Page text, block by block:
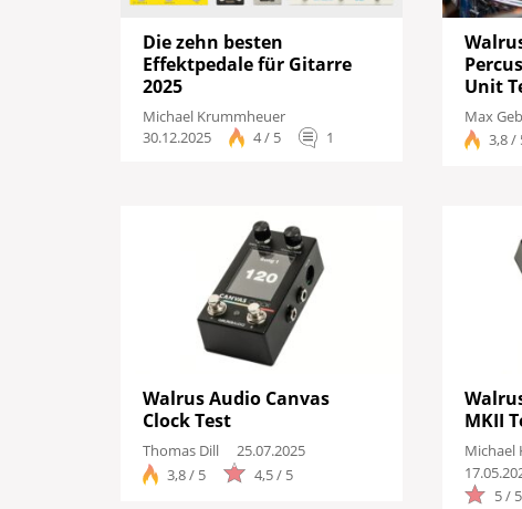
Die zehn besten
Effektpedale für Gitarre
2025
Michael Krummheuer
30.12.2025
4 / 5 1
Unit
Max
3,8 /
Walrus Audio Canvas
Clock Test
Thomas Dill
25.07.2025
3,8 / 5
4,5 / 5
MKII
Michael
5 / 5